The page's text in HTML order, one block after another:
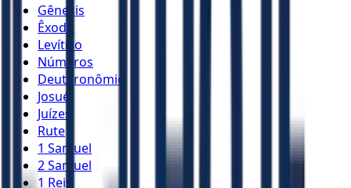
Gênesis
Êxodo
Levítico
Números
Deuteronômio
Josué
Juízes
Rute
1 Samuel
2 Samuel
1 Reis